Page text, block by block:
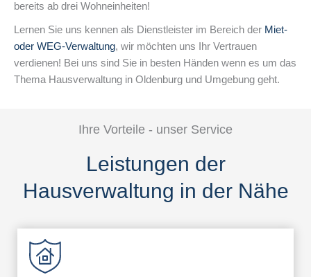
bereits ab drei Wohneinheiten!
Lernen Sie uns kennen als Dienstleister im Bereich der Miet-
oder WEG-Verwaltung, wir möchten uns Ihr Vertrauen
verdienen! Bei uns sind Sie in besten Händen wenn es um das
Thema Hausverwaltung in Oldenburg und Umgebung geht.
Ihre Vorteile - unser Service
Leistungen der
Hausverwaltung in der Nähe